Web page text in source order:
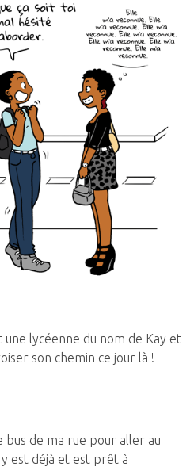
lycéenne du nom de Kay et
son chemin ce jour là !
bus de ma rue pour aller au
est déjà et est prêt à